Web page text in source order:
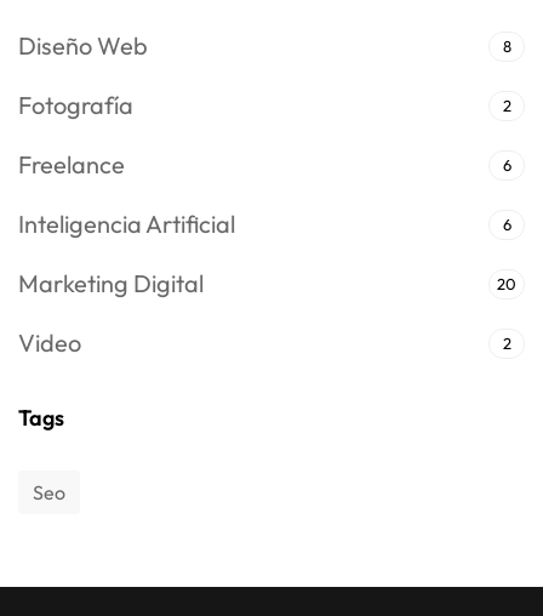
Diseño Web 8
Fotografía 2
Freelance 6
Inteligencia Artificial 6
Marketing Digital 20
Video 2
Tags
Seo